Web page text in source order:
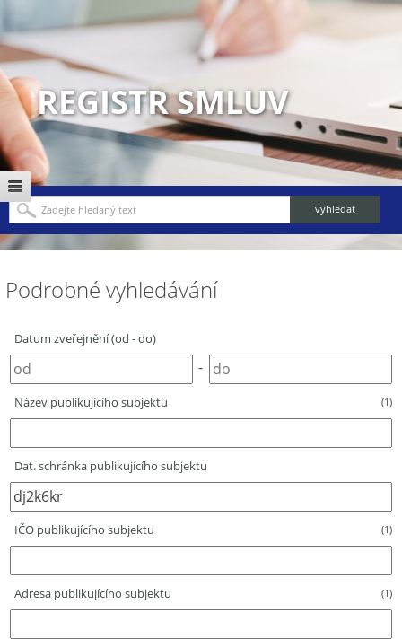
REGISTR SMLUV
Podrobné vyhledávání
Datum zveřejnění (od - do)
-
Název publikujícího subjektu (1)
Dat. schránka publikujícího subjektu
IČO publikujícího subjektu (1)
Adresa publikujícího subjektu (1)